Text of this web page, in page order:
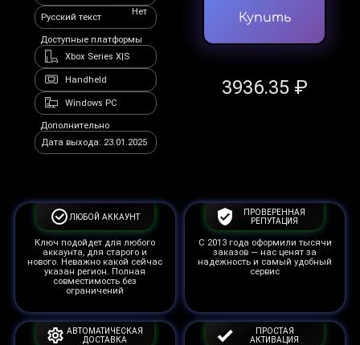
Русский текст
Нет
Доступные платформы
Xbox Series X|S
Handheld
Windows PC
Дополнительно
Дата выхода: 23.01.2025
Купить
3936.35 ₽
ЛЮБОЙ АККАУНТ
Ключ подойдет для любого
аккаунта, для старого и
нового. Неважно какой сейчас
указан регион. Полная
совместимость без
ограничений
ПРОВЕРЕННАЯ
РЕПУТАЦИЯ
С 2013 года оформили тысячи
заказов — нас ценят за
надёжность и самый удобный
сервис
АВТОМАТИЧЕСКАЯ
ДОСТАВКА
ПРОСТАЯ
АКТИВАЦИЯ